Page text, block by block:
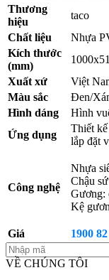
Thương
hiệu
taco
Chất liệu
Nhựa
Kích thước
(mm)
Xuất xứ
Việt
Màu sắc
Đen/
Hình dáng
Hình
Ứng dụng
Thiết
lắp đặt
Công nghệ
Nhựa
Chậu
Gương:
Kệ
Giá 1900
VỀ CHÚNG TÔI